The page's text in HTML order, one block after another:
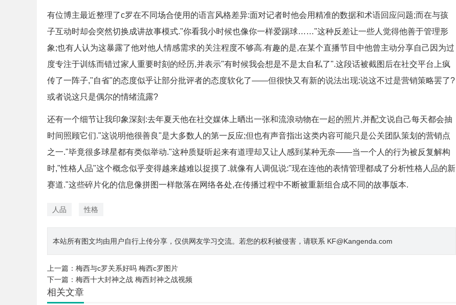
有位博主最近整理了c罗在不同场合使用的语言风格差异:面对记者时他会用精准的数据和术语回应问题;而在与孩
子互动时却会突然切换成讲故事模式."你看我小时候也像你一样爱踢球……"这种反差让一些人觉得他善于管理形
象;也有人认为这暴露了他对他人情感需求的关注程度不够高.有趣的是,在某个直播节目中他曾主动分享自己因为过
度专注于训练而错过家人重要时刻的经历,并表示"有时候我会想是不是太自私了".这段话被截图后在社交平台上疯
传了一阵子,"自省"的态度似乎让部分批评者的态度软化了——但很快又有新的说法出现:说这不过是营销策略罢了?
或者说这只是偶尔的情绪流露?
还有一个细节让我印象深刻:去年夏天他在社交媒体上晒出一张和流浪动物在一起的照片,并配文说自己每天都会抽
时间照顾它们."这说明他很善良"是大多数人的第一反应;但也有声音指出这类内容可能只是公关团队策划的营销点
之一."毕竟很多球星都有类似举动."这种质疑听起来有道理却又让人感到某种无奈——当一个人的行为被反复解构
时,"性格人品"这个概念似乎变得越来越难以捉摸了.就像有人调侃说:"现在连他的表情管理都成了分析性格人品的新
赛道."这些碎片化的信息像拼图一样散落在网络各处,在传播过程中不断被重新组合成不同的故事版本.
人品 性格
本站所有图文均由用户自行上传分享，仅供网友学习交流。若您的权利被侵害，请联系 KF@Kangenda.com
上一篇： 梅西与c罗关系好吗 梅西c罗图片
下一篇： 梅西十大封神之战 梅西封神之战视频
相关文章